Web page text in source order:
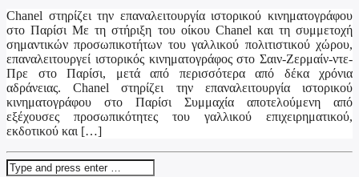
Chanel στηρίζει την επαναλειτουργία ιστορικού κινηματογράφου
στο Παρίσι Με τη στήριξη του οίκου Chanel και τη συμμετοχή
σημαντικών προσωπικοτήτων του γαλλικού πολιτιστικού χώρου,
επαναλειτουργεί ιστορικός κινηματογράφος στο Σαιν-Ζερμαίν-ντε-
Πρε στο Παρίσι, μετά από περισσότερα από δέκα χρόνια
αδράνειας. Chanel στηρίζει την επαναλειτουργία ιστορικού
κινηματογράφου στο Παρίσι Συμμαχία αποτελούμενη από
εξέχουσες προσωπικότητες του γαλλικού επιχειρηματικού,
εκδοτικού και […]